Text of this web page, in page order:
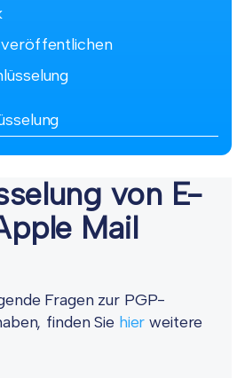
veröffentlichen
von E-
Mail
Fragen zur PGP-
finden Sie hier weitere